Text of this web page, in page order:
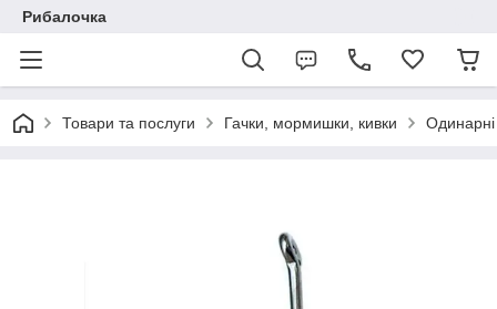
Рибалочка
Товари та послуги Гачки, мормишки, кивки